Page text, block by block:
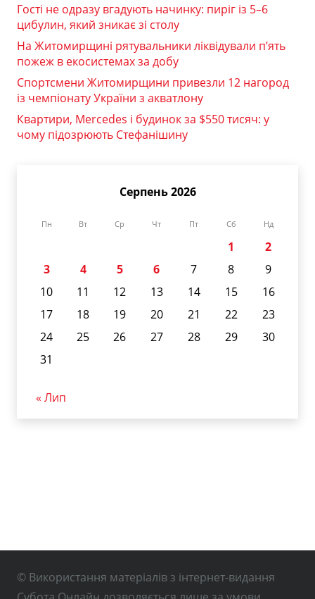
Гості не одразу вгадують начинку: пиріг із 5–6
цибулин, який зникає зі столу
На Житомирщині рятувальники ліквідували п’ять
пожеж в екосистемах за добу
Спортсмени Житомирщини привезли 12 нагород
із чемпіонату України з акватлону
Квартири, Mercedes і будинок за $550 тисяч: у
чому підозрюють Стефанішину
Серпень 2026
Пн Вт Ср Чт Пт Сб Нд
1
2
3
4 5 6 7 8
9
10
11 12 13 14 15
16
17
18 19 20 21 22
23
24
25 26 27 28 29
30
31
« Лип
© Використання матеріалів з інтернет-видання